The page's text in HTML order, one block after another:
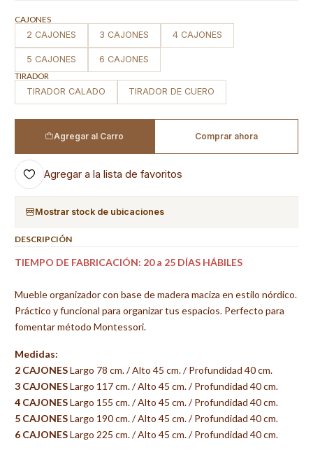
CAJONES
2 CAJONES
3 CAJONES 4 CAJONES
5 CAJONES
6 CAJONES
TIRADOR
TIRADOR CALADO
TIRADOR DE CUERO
Agregar al Carro Comprar ahora
Agregar a la lista de favoritos
Mostrar stock de ubicaciones
DESCRIPCIÓN
TIEMPO DE FABRICACIÓN: 20 a 25 DÍAS HÁBILES
Mueble organizador con base de madera maciza en estilo nórdico.
Práctico y funcional para organizar tus espacios. Perfecto para
fomentar método Montessori.
Medidas:
2 CAJONESLargo 78 cm. / Alto 45 cm. / Profundidad 40 cm.
3 CAJONESLargo 117 cm. / Alto 45 cm. / Profundidad 40 cm.
4 CAJONESLargo 155 cm. / Alto 45 cm. / Profundidad 40 cm.
5 CAJONESLargo 190 cm. / Alto 45 cm. / Profundidad 40 cm.
6 CAJONESLargo 225 cm. / Alto 45 cm. / Profundidad 40 cm.